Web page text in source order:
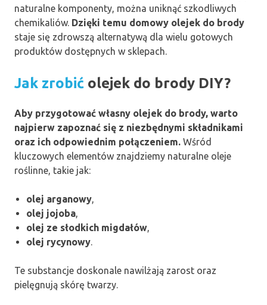
naturalne komponenty, można uniknąć szkodliwych
chemikaliów. Dzięki temu domowy olejek do brody
staje się zdrowszą alternatywą dla wielu gotowych
produktów dostępnych w sklepach.
Jak zrobić olejek do brody DIY?
Aby przygotować własny olejek do brody, warto
najpierw zapoznać się z niezbędnymi składnikami
oraz ich odpowiednim połączeniem. Wśród
kluczowych elementów znajdziemy naturalne oleje
roślinne, takie jak:
olej arganowy
olej jojoba
olej ze słodkich migdałów
olej rycynowy
Te substancje doskonale nawilżają zarost oraz
pielęgnują skórę twarzy.